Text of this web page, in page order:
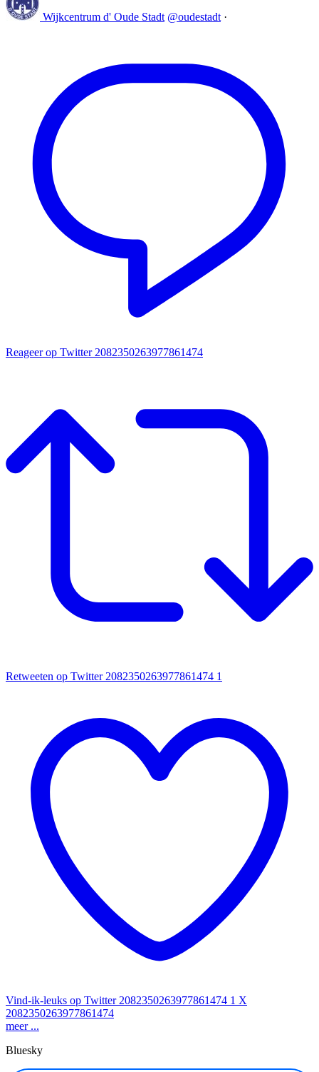
Wijkcentrum d' Oude Stadt @oudestadt ·
Reageer op Twitter 2082350263977861474
Retweeten op Twitter 2082350263977861474 1
Vind-ik-leuks op Twitter 2082350263977861474 1 X
2082350263977861474
meer ...
Bluesky